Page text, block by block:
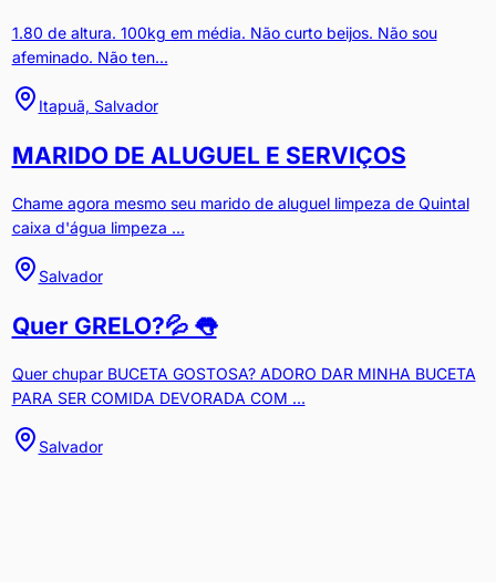
1.80 de altura. 100kg em média. Não curto beijos. Não sou
afeminado. Não ten...
Itapuã, Salvador
MARIDO DE ALUGUEL E SERVIÇOS
Chame agora mesmo seu marido de aluguel limpeza de Quintal
caixa d'água limpeza ...
Salvador
Quer GRELO?💦 👅
Quer chupar BUCETA GOSTOSA? ADORO DAR MINHA BUCETA
PARA SER COMIDA DEVORADA COM ...
Salvador